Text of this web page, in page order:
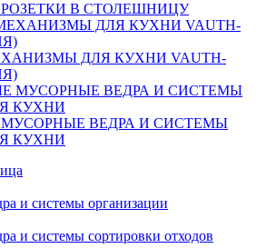
В СТОЛЕШНИЦУ
ДЛЯ КУХНИ VAUTH-
ВЕДРА И СИСТЕМЫ
КУХНИ
и системы организации
и системы сортировки отходов